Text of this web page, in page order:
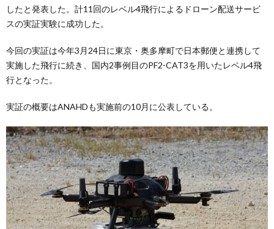
したと発表した。計11回のレベル4飛行によるドローン配送サービ
スの実証実験に成功した。
今回の実証は今年3月24日に東京・奥多摩町で日本郵便と連携して
実施した飛行に続き、国内2事例目のPF2-CAT3を用いたレベル4飛
行となった。
実証の概要はANAHDも実施前の10月に公表している。